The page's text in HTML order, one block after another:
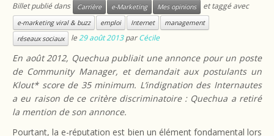
Billet publié dans Carrière e-Marketing Mes opinions et taggé avec
e-marketing viral & buzz emploi Internet
management
réseaux sociaux
le29 août 2013 parCécile
En août 2012, Quechua publiait une annonce pour un poste
de Community Manager, et demandait aux postulants un
Klout* score de 35 minimum. L’indignation des Internautes
a eu raison de ce critère discriminatoire : Quechua a retiré
la mention de son annonce.
Pourtant, la e-réputation est bien un élément fondamental lors